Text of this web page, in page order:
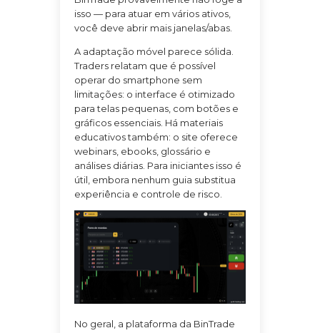
isso — para atuar em vários ativos,
você deve abrir mais janelas/abas.
A adaptação móvel parece sólida.
Traders relatam que é possível
operar do smartphone sem
limitações: o interface é otimizado
para telas pequenas, com botões e
gráficos essenciais. Há materiais
educativos também: o site oferece
webinars, ebooks, glossário e
análises diárias. Para iniciantes isso é
útil, embora nenhum guia substitua
experiência e controle de risco.
No geral, a plataforma da BinTrade